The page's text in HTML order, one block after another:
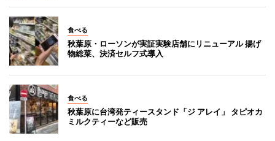
食べる
秋葉原・ローソンが実証実験店舗にリニューアル 揚げ
物総菜、決済セルフ式導入
食べる
秋葉原に台湾発ティースタンド「ジ アレイ」 タピオカ
ミルクティーなど販売